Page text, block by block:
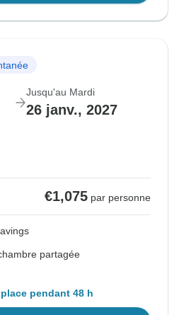
Jusqu'au Mardi
26 janv., 2027
€1,075 par personne
partagée
pendant 48 h